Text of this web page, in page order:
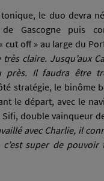
tonique, le duo devra
Gascogne puis
cut off » au large du
très claire. Jusqu’aux
près. Il faudra être
stratégie, le binôme
le départ, avec le
double vainqueur
avec Charlie, il
c’est super de